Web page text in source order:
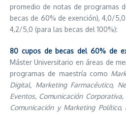
promedio de notas de programas
becas de 60% de exención), 4,0/
4,2/5,0 (para las becas del 100%):
80 cupos de becas del 60% de
Máster Universitario en áreas de
programas de maestría como
Digital, Marketing Farmacéutico,
Eventos, Comunicación
Comunicación y Marketing Político,